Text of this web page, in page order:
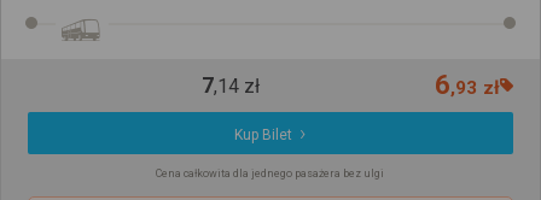
7,14 zł 6,93 zł
Kup Bilet
Cena całkowita dla jednego pasażera bez ulgi